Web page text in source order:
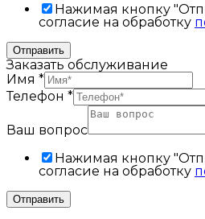
Нажимая кнопку
согласие на обработку
Отправить
Заказать обслуживание
Имя *
Телефон *
Ваш вопрос
Нажимая кнопку
согласие на обработку
Отправить